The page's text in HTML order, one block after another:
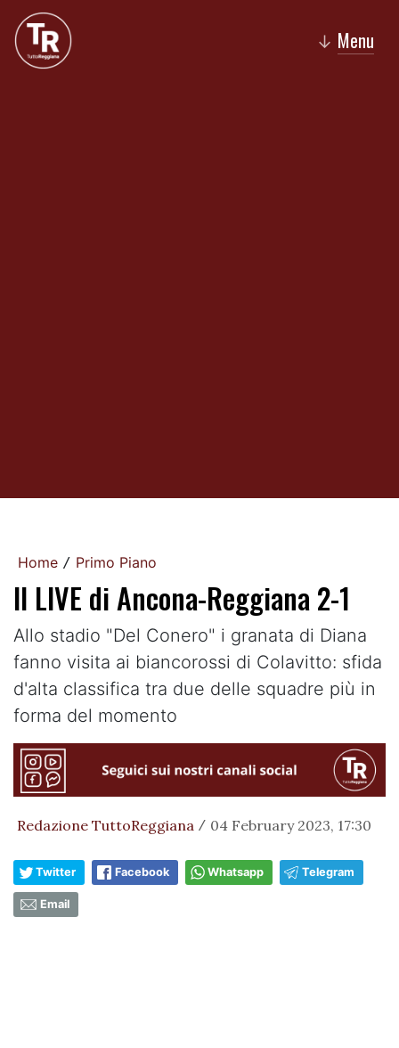
↓ Menu
Home / Primo Piano
Il LIVE di Ancona-Reggiana 2-1
Allo stadio "Del Conero" i granata di Diana
fanno visita ai biancorossi di Colavitto: sfida
d'alta classifica tra due delle squadre più in
forma del momento
Redazione TuttoReggiana / 04 February 2023, 17:30
Twitter Facebook Whatsapp Telegram
Email